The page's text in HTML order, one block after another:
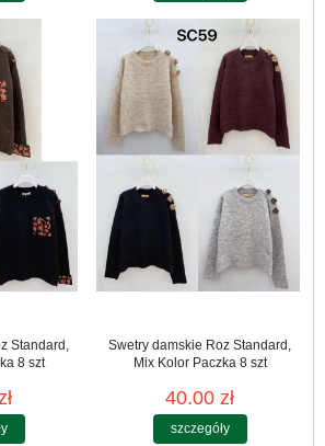
Standard,
8 szt
Swetry damskie Roz Standard,
Mix Kolor Paczka 8 szt
40.00 zł
szczegóły